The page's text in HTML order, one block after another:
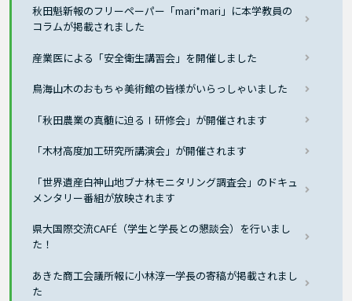
秋田魁新報のフリーペーパー「mari*mari」に本学教員の
コラムが掲載されました
産業医による「安全衛生講習会」を開催しました
鳥海山木のおもちゃ美術館の皆様がいらっしゃいました
「秋田農業の真髄に迫るⅠ研修会」が開催されます
「木材高度加工研究所講演会」が開催されます
「世界遺産白神山地ブナ林モニタリング調査会」のドキュ
メンタリー番組が放映されます
県大国際交流CAFÉ（学生と学長との懇談会）を行いまし
た！
あきた商工会議所報に小林淳一学長の寄稿が掲載されまし
た